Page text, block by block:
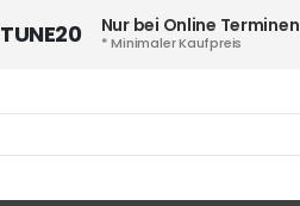
Nur bei Online Terminen
* Minimaler Kaufpreis